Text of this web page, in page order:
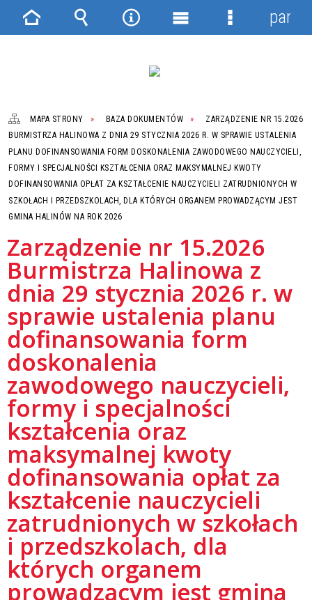
MAPA STRONY BAZA DOKUMENTÓW
ZARZĄDZENIE NR 15.2026
BURMISTRZA HALINOWA Z DNIA 29 STYCZNIA 2026 R. W SPRAWIE USTALENIA
PLANU DOFINANSOWANIA FORM DOSKONALENIA ZAWODOWEGO NAUCZYCIELI,
FORMY I SPECJALNOŚCI KSZTAŁCENIA ORAZ MAKSYMALNEJ KWOTY
DOFINANSOWANIA OPŁAT ZA KSZTAŁCENIE NAUCZYCIELI ZATRUDNIONYCH W
SZKOŁACH I PRZEDSZKOLACH, DLA KTÓRYCH ORGANEM PROWADZĄCYM JEST
GMINA HALINÓW NA ROK 2026
Zarządzenie nr 15.2026
Burmistrza Halinowa z
dnia 29 stycznia 2026 r. w
sprawie ustalenia planu
dofinansowania form
doskonalenia
zawodowego nauczycieli,
formy i specjalności
kształcenia oraz
maksymalnej kwoty
dofinansowania opłat za
kształcenie nauczycieli
zatrudnionych w szkołach
i przedszkolach, dla
których organem
prowadzącym jest gmina
Strona Wyszukiwarka
NarzędziaMenu
Menu
panel